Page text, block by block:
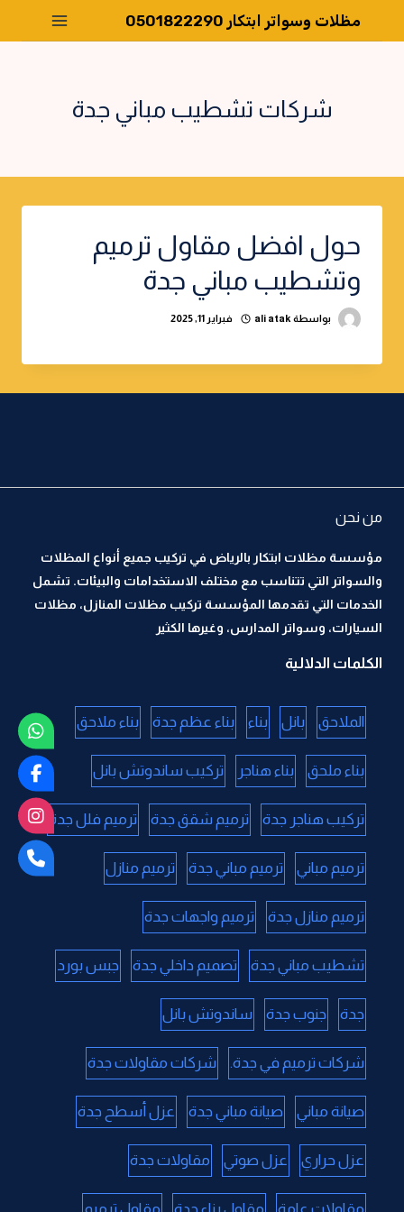
مظلات وسواتر ابتكار 0501822290
شركات تشطيب مباني جدة
حول افضل مقاول ترميم
وتشطيب مباني جدة
بواسطة ali atak فبراير 11, 2025
من نحن
مؤسسة مظلات ابتكار بالرياض في تركيب جميع أنواع المظلات
والسواتر التي تتناسب مع مختلف الاستخدامات والبيئات. تشمل
الخدمات التي تقدمها المؤسسة تركيب مظلات المنازل، مظلات
السيارات، وسواتر المدارس، وغيرها الكثير
الكلمات الدلالية
الملاحق بانل بناء بناء عظم جدة بناء ملاحق
بناء ملحق بناء هناجر تركيب ساندوتش بانل
تركيب هناجر جدة ترميم شقق جدة ترميم فلل جدة
ترميم مباني ترميم مباني جدة ترميم منازل
ترميم منازل جدة ترميم واجهات جدة
تشطيب مباني جدة تصميم داخلي جدة جبس بورد
جدة جنوب جدة ساندوتش بانل
شركات ترميم في جدة. شركات مقاولات جدة
صيانة مباني صيانة مباني جدة عزل أسطح جدة
عزل حراري عزل صوتي مقاولات جدة